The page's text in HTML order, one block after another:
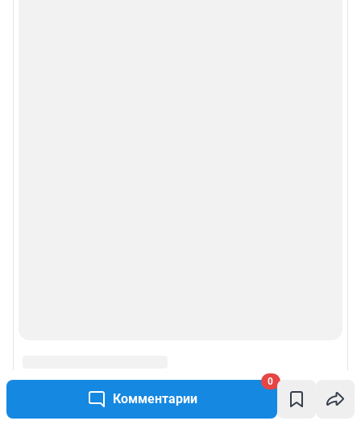
Комментарии
0